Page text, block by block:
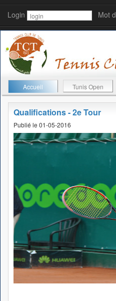
Login Mot
Accueil Tunis Open
Qualifications - 2e Tour
Publié le 01-05-2016